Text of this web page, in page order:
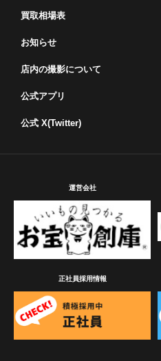
買取相場表
お知らせ
店内の撮影について
公式アプリ
公式 X(Twitter)
運営会社
正社員採用情報